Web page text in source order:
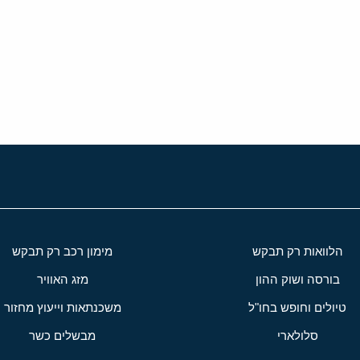
הלוואות רק תבקש מימון רכב רק תבקש
בורסה ושוק ההון מזג האוויר
טיולים וחופש בחו"ל משכנתאות וייעוץ מחזור
סלולארי מבשלים כשר